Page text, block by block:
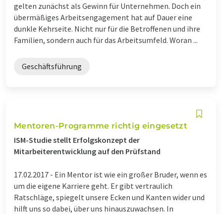
gelten zunächst als Gewinn für Unternehmen. Doch ein
übermäßiges Arbeitsengagement hat auf Dauer eine
dunkle Kehrseite. Nicht nur für die Betroffenen und ihre
Familien, sondern auch für das Arbeitsumfeld. Woran ...
Geschäftsführung
Mentoren-Programme richtig eingesetzt
ISM-Studie stellt Erfolgskonzept der
Mitarbeiterentwicklung auf den Prüfstand
17.02.2017 - Ein Mentor ist wie ein großer Bruder, wenn es
um die eigene Karriere geht. Er gibt vertraulich
Ratschläge, spiegelt unsere Ecken und Kanten wider und
hilft uns so dabei, über uns hinauszuwachsen. In